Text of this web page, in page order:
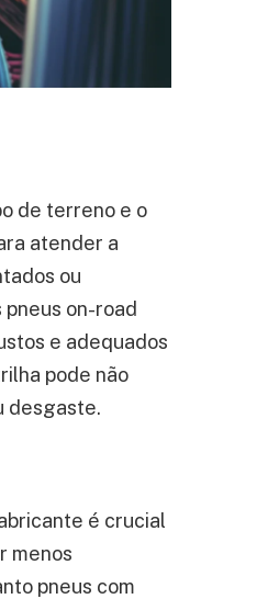
de terreno e o
atender a
ou
on-road
e adequados
pode não
desgaste.
é crucial
menos
pneus com